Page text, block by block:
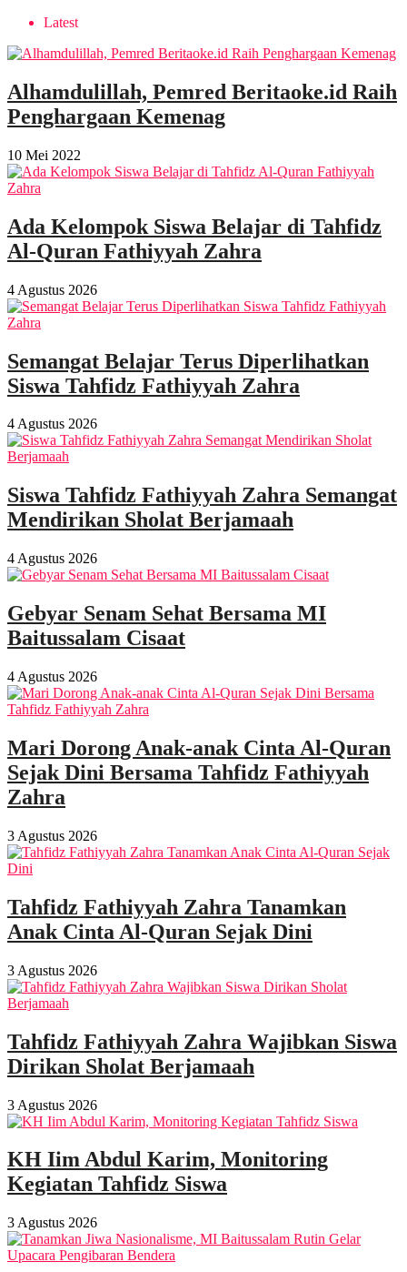
Latest
Alhamdulillah, Pemred Beritaoke.id Raih
Penghargaan Kemenag
10 Mei 2022
Ada Kelompok Siswa Belajar di Tahfidz
Al-Quran Fathiyyah Zahra
4 Agustus 2026
Semangat Belajar Terus Diperlihatkan
Siswa Tahfidz Fathiyyah Zahra
4 Agustus 2026
Siswa Tahfidz Fathiyyah Zahra Semangat
Mendirikan Sholat Berjamaah
4 Agustus 2026
Gebyar Senam Sehat Bersama MI
Baitussalam Cisaat
4 Agustus 2026
Mari Dorong Anak-anak Cinta Al-Quran
Sejak Dini Bersama Tahfidz Fathiyyah
Zahra
3 Agustus 2026
Tahfidz Fathiyyah Zahra Tanamkan
Anak Cinta Al-Quran Sejak Dini
3 Agustus 2026
Tahfidz Fathiyyah Zahra Wajibkan Siswa
Dirikan Sholat Berjamaah
3 Agustus 2026
KH Iim Abdul Karim, Monitoring
Kegiatan Tahfidz Siswa
3 Agustus 2026